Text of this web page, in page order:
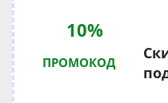
10%
ПРОМОКОД